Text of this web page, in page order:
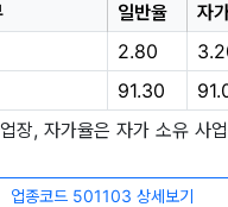
일반율 자
2.80
91.30
장, 자가율은 자가 소유 사
업종코드 501103 상세보기